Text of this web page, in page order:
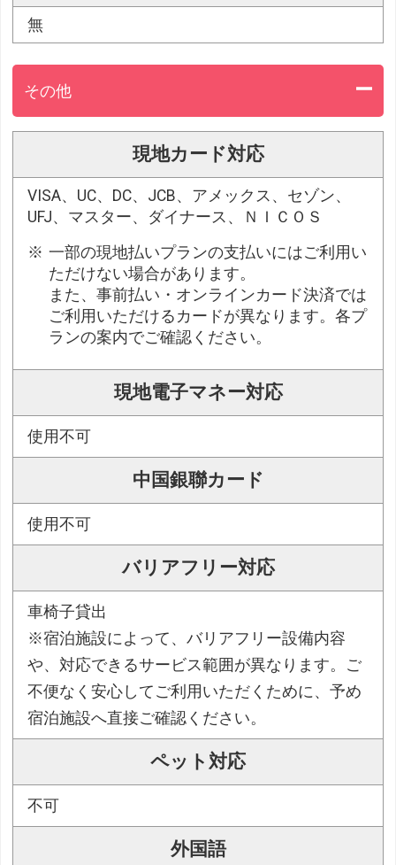
無
その他
現地カード対応
VISA、UC、DC、JCB、アメックス、セゾン、
UFJ、マスター、ダイナース、ＮＩＣＯＳ
一部の現地払いプランの支払いにはご利用い
ただけない場合があります。
また、事前払い・オンラインカード決済では
ご利用いただけるカードが異なります。各プ
ランの案内でご確認ください。
現地電子マネー対応
使用不可
中国銀聯カード
使用不可
バリアフリー対応
車椅子貸出
※宿泊施設によって、バリアフリー設備内容
や、対応できるサービス範囲が異なります。ご
不便なく安心してご利用いただくために、予め
宿泊施設へ直接ご確認ください。
ペット対応
不可
外国語